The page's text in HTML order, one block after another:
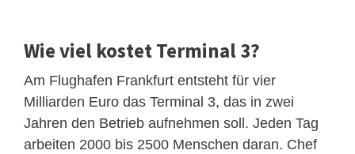
Wie viel kostet Terminal 3?
Am Flughafen Frankfurt entsteht für vier
Milliarden Euro das Terminal 3, das in zwei
Jahren den Betrieb aufnehmen soll. Jeden Tag
arbeiten 2000 bis 2500 Menschen daran. Chef